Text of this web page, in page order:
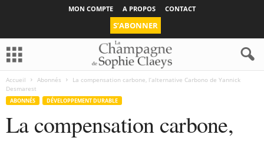
MON COMPTE A PROPOS CONTACT
S’ABONNER
Accueil Abonnés
La compensation carbone, l’alternative Carbono de Yannick
Desmarest
ABONNÉS DÉVELOPPEMENT DURABLE
La compensation carbone,